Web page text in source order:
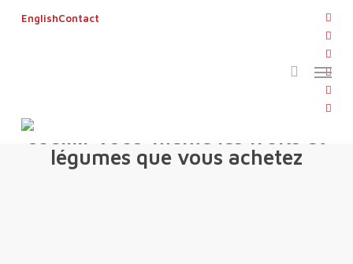
flickr
EnglishContact
search
Menu
cueillir vous-même les fruits et
légumes que vous achetez